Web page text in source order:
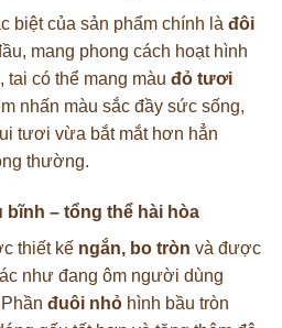
biệt của sản phẩm chính là đôi
mang phong cách hoạt hình
tai có thể mang màu đỏ tươi
nhấn màu sắc đầy sức sống,
tươi vừa bắt mắt hơn hẳn
thường.
bĩnh – tổng thể hài hòa
thiết kế ngắn, bo tròn và được
như đang ôm người dùng
đuôi nhỏ hình bầu tròn